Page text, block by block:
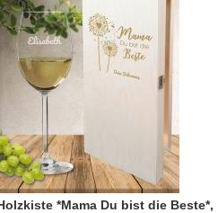
*Mama Du bist die Beste*,